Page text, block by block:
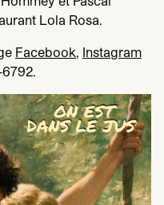
Lola Rosa.
Facebook Instagram
6792